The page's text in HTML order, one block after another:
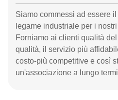
Siamo commessi ad essere
legame industriale per i
Forniamo ai clienti qualità
qualità, il servizio più
costo-più competitive e così
un'associazione a lungo